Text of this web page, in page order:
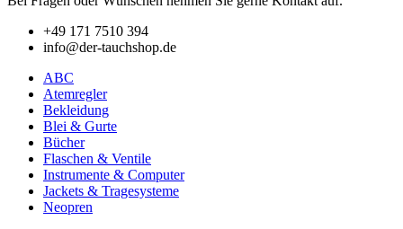
+49 171 7510 394
info@der-tauchshop.de
ABC
Atemregler
Bekleidung
Blei & Gurte
Bücher
Flaschen & Ventile
Instrumente & Computer
Jackets & Tragesysteme
Neopren